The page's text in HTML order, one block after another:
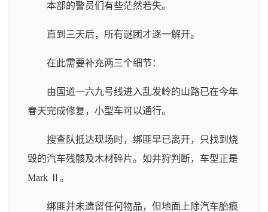
本部的警员们有些茫然若失。
直到三天后，所有谜团才逐一解开。
在此需要补充两三个细节：
由国道一六九号线进入乱发岭的山路已在今年
春天完成修复，小型车可以通行。
搜查队抵达现场时，绑匪早已离开，只找到烧
毁的汽车残骸及木材碎片。如井狩判断，车型正是
Mark Ⅱ。
绑匪并未遗留任何物品，但地面上除汽车胎痕